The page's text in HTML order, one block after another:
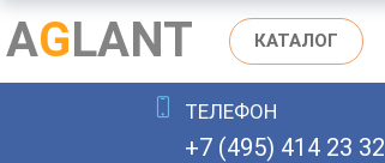
AGLANT КАТАЛОГ
ОСТАВИТЬ ЗАЯВКУТЕЛЕФОН
+7 (495) 414 23 32